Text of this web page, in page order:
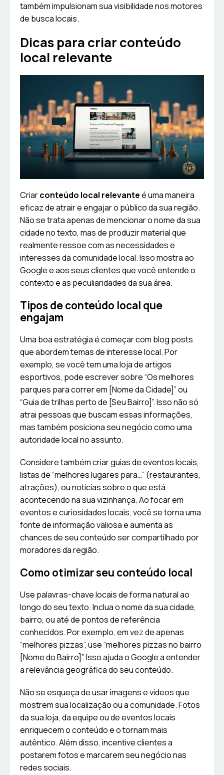
também impulsionam sua visibilidade nos motores
de busca locais.
Dicas para criar conteúdo
local relevante
Criarconteúdo local relevanteé uma maneira
eficaz de atrair e engajar o público da sua região.
Não se trata apenas de mencionar o nome da sua
cidade no texto, mas de produzir material que
realmente ressoe com as necessidades e
interesses da comunidade local. Isso mostra ao
Google e aos seus clientes que você entende o
contexto e as peculiaridades da sua área.
Tipos de conteúdo local que
engajam
Uma boa estratégia é começar com blog posts
que abordem temas de interesse local. Por
exemplo, se você tem uma loja de artigos
esportivos, pode escrever sobre “Os melhores
parques para correr em [Nome da Cidade]” ou
“Guia de trilhas perto de [Seu Bairro]”. Isso não só
atrai pessoas que buscam essas informações,
mas também posiciona seu negócio como uma
autoridade local no assunto.
Considere também criar guias de eventos locais,
listas de “melhores lugares para…” (restaurantes,
atrações), ou notícias sobre o que está
acontecendo na sua vizinhança. Ao focar em
eventos e curiosidades locais, você se torna uma
fonte de informação valiosa e aumenta as
chances de seu conteúdo ser compartilhado por
moradores da região.
Como otimizar seu conteúdo local
Use palavras-chave locais de forma natural ao
longo do seu texto. Inclua o nome da sua cidade,
bairro, ou até de pontos de referência
conhecidos. Por exemplo, em vez de apenas
“melhores pizzas”, use “melhores pizzas no bairro
[Nome do Bairro]”. Isso ajuda o Google a entender
a relevância geográfica do seu conteúdo.
Não se esqueça de usar imagens e vídeos que
mostrem sua localização ou a comunidade. Fotos
da sua loja, da equipe ou de eventos locais
enriquecem o conteúdo e o tornam mais
autêntico. Além disso, incentive clientes a
postarem fotos e marcarem seu negócio nas
redes sociais.